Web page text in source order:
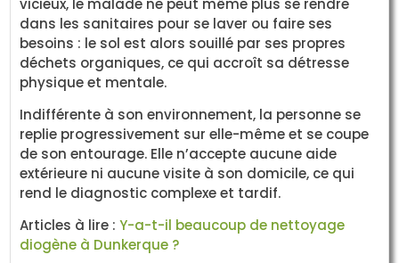
dans les sanitaires pour se laver ou faire ses
besoins : le sol est alors souillé par ses propres
déchets organiques, ce qui accroît sa détresse
physique et mentale.
Indifférente à son environnement, la personne se
replie progressivement sur elle-même et se coupe
de son entourage. Elle n’accepte aucune aide
extérieure ni aucune visite à son domicile, ce qui
rend le diagnostic complexe et tardif.
Articles à lire :Y-a-t-il beaucoup de nettoyage
diogène à Dunkerque ?